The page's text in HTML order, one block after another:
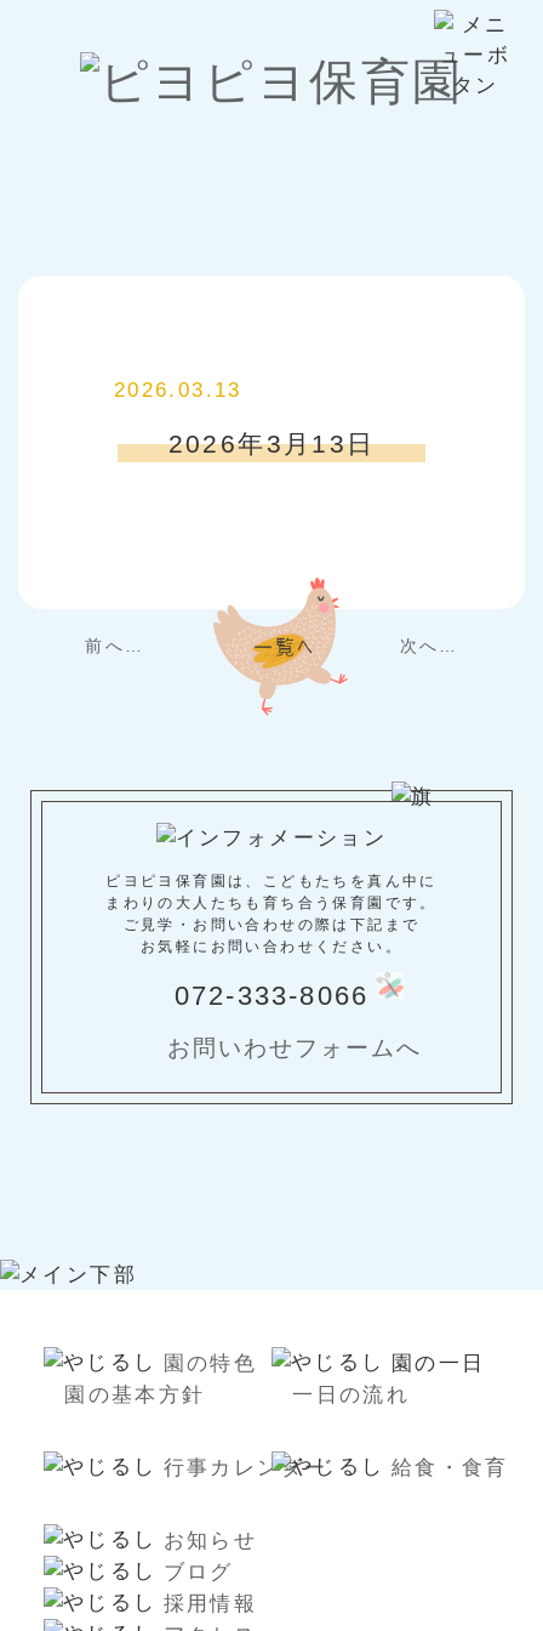
2026.03.13
2026年3月13日
前へ… 次へ…
ピヨピヨ保育園は、こどもたちを真ん中に
まわりの大人たちも育ち合う保育園です。
ご見学・お問い合わせの際は下記まで
お気軽にお問い合わせください。
072-333-8066
お問いわせフォームへ
園の特色
園の基本方針
園の一日
一日の流れ
行事カレンダー 給食・食育
お知らせ
ブログ
採用情報